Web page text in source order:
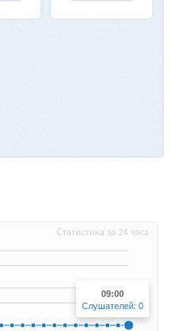
Статистика за 24 часа
09:00
Слушателей: 0